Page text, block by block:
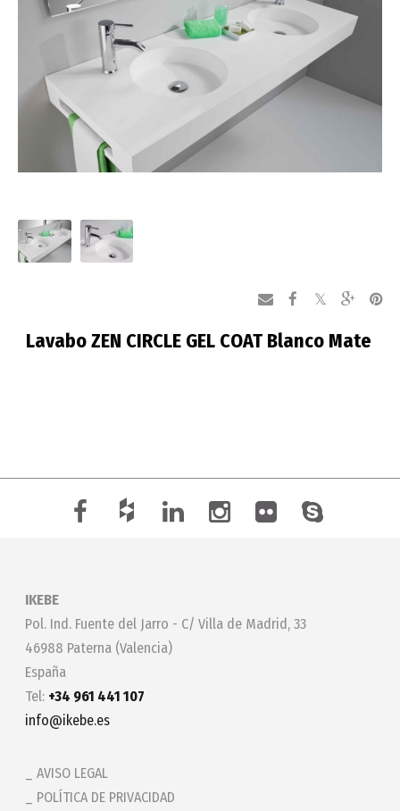
Lavabo ZEN CIRCLE GEL COAT Blanco Mate
IKEBE
Pol. Ind. Fuente del Jarro - C/ Villa de Madrid, 33
46988 Paterna (Valencia)
España
Tel: +34 961 441 107
info@ikebe.es
AVISO LEGAL
POLÍTICA DE PRIVACIDAD